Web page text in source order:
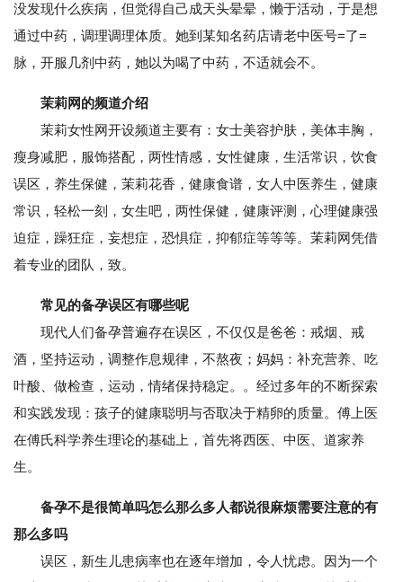
没发现什么疾病，但觉得自己成天头晕晕，懒于活动，于是想
通过中药，调理调理体质。她到某知名药店请老中医号=了=
脉，开服几剂中药，她以为喝了中药，不适就会不。
茉莉网的频道介绍
茉莉女性网开设频道主要有：女士美容护肤，美体丰胸，
瘦身减肥，服饰搭配，两性情感，女性健康，生活常识，饮食
误区，养生保健，茉莉花香，健康食谱，女人中医养生，健康
常识，轻松一刻，女生吧，两性保健，健康评测，心理健康强
迫症，躁狂症，妄想症，恐惧症，抑郁症等等等。茉莉网凭借
着专业的团队，致。
常见的备孕误区有哪些呢
现代人们备孕普遍存在误区，不仅仅是爸爸：戒烟、戒
酒，坚持运动，调整作息规律，不熬夜；妈妈：补充营养、吃
叶酸、做检查，运动，情绪保持稳定。。经过多年的不断探索
和实践发现：孩子的健康聪明与否取决于精卵的质量。傅上医
在傅氏科学养生理论的基础上，首先将西医、中医、道家养
生。
备孕不是很简单吗怎么那么多人都说很麻烦需要注意的有
那么多吗
误区，新生儿患病率也在逐年增加，令人忧虑。因为一个